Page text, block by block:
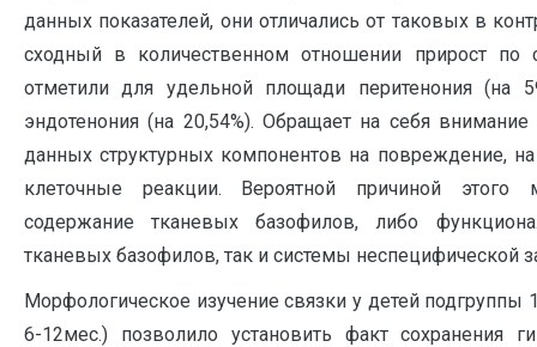
данных показателей, они отличались от таковых в
сходный в количественном отношении прирост по
отметили для удельной площади перитенония (на
эндотенония (на 20,54%). Обращает на себя
данных структурных компонентов на повреждение,
клеточные реакции. Вероятной причиной этого
содержание тканевых базофилов, либо
тканевых базофилов, так и системы неспецифической
Морфологическое изучение связки у детей подгруппы
6-12мес.) позволило установить факт сохранения